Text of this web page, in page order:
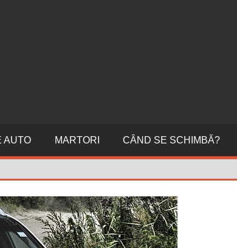
AUTO MARTORI CÂND SE SCHIMBĂ?